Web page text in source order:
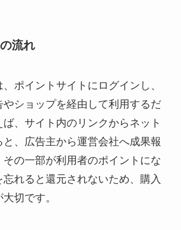
流れ
ポイントサイトにログインし、
ショップを経由して利用するだ
、サイト内のリンクからネット
、広告主から運営会社へ成果報
の一部が利用者のポイントにな
忘れると還元されないため、購入
切です。